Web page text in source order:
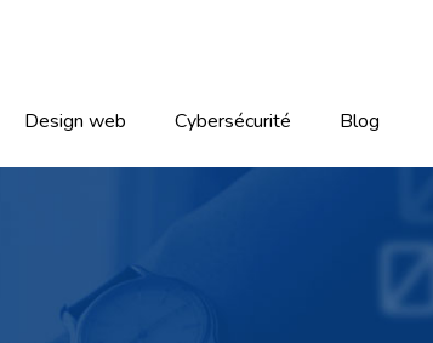
Design web Cybersécurité Blog